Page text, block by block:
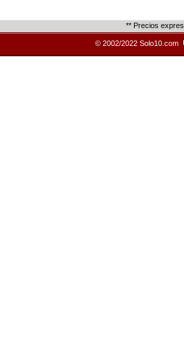
** Precios
© 2002/2022 Solo10.com